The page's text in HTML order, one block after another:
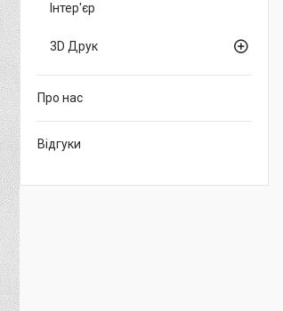
Інтер'єр
3D Друк
Про нас
Відгуки